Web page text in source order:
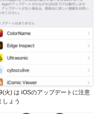
火) は iOSのアップデートに注意
しょう